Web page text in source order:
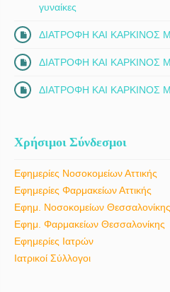
γυναίκες
ΔΙΑΤΡΟΦΗ ΚΑΙ ΚΑΡΚΙΝΟΣ
ΔΙΑΤΡΟΦΗ ΚΑΙ ΚΑΡΚΙΝΟΣ
ΔΙΑΤΡΟΦΗ ΚΑΙ ΚΑΡΚΙΝΟΣ
Χρήσιμοι Σύνδεσμοι
Εφημερίες Νοσοκομείων Αττικής
Εφημερίες Φαρμακείων Αττικής
Εφημ. Νοσοκομείων Θεσσαλονίκης
Εφημ. Φαρμακείων Θεσσαλονίκης
Εφημερίες Ιατρών
Ιατρικοί Σύλλογοι